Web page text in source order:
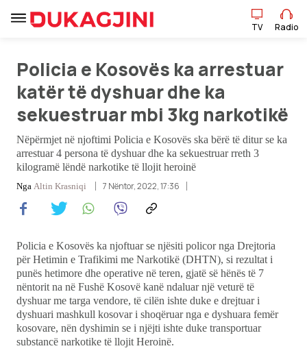
Lajme
Sport
Pikëpamje
Kulturë
Showbiz
Ekonomi
TV Radio
Policia e Kosovës ka arrestuar
katër të dyshuar dhe ka
sekuestruar mbi 3kg narkotikë
Nëpërmjet në njoftimi Policia e Kosovës ska bërë të ditur se ka
arrestuar 4 persona të dyshuar dhe ka sekuestruar rreth 3
kilogramë lëndë narkotike të llojit heroinë
Nga Altin Krasniqi 7 Nëntor, 2022, 17:36
Policia e Kosovës ka njoftuar se njësiti policor nga Drejtoria
për Hetimin e Trafikimi me Narkotikë (DHTN), si rezultat i
punës hetimore dhe operative në teren, gjatë së hënës të 7
nëntorit na në Fushë Kosovë kanë ndaluar një veturë të
dyshuar me targa vendore, të cilën ishte duke e drejtuar i
dyshuari mashkull kosovar i shoqëruar nga e dyshuara femër
kosovare, nën dyshimin se i njëjti ishte duke transportuar
substancë narkotike të llojit Heroinë.